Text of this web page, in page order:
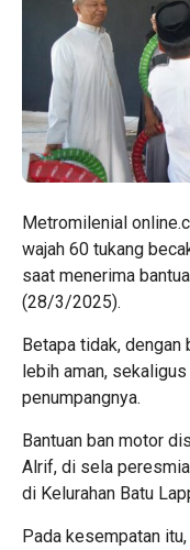
Metromilenial
wajah 60 tukang
saat menerima
(28/3/2025).
Betapa tidak,
lebih aman,
penumpangnya.
Bantuan ban motor
Alrif, di sela
di Kelurahan Batu
Pada kesempatan